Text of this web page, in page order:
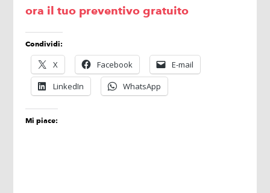
ora il tuo preventivo gratuito
Condividi:
X Facebook
E-mail
LinkedIn
WhatsApp
Mi piace: